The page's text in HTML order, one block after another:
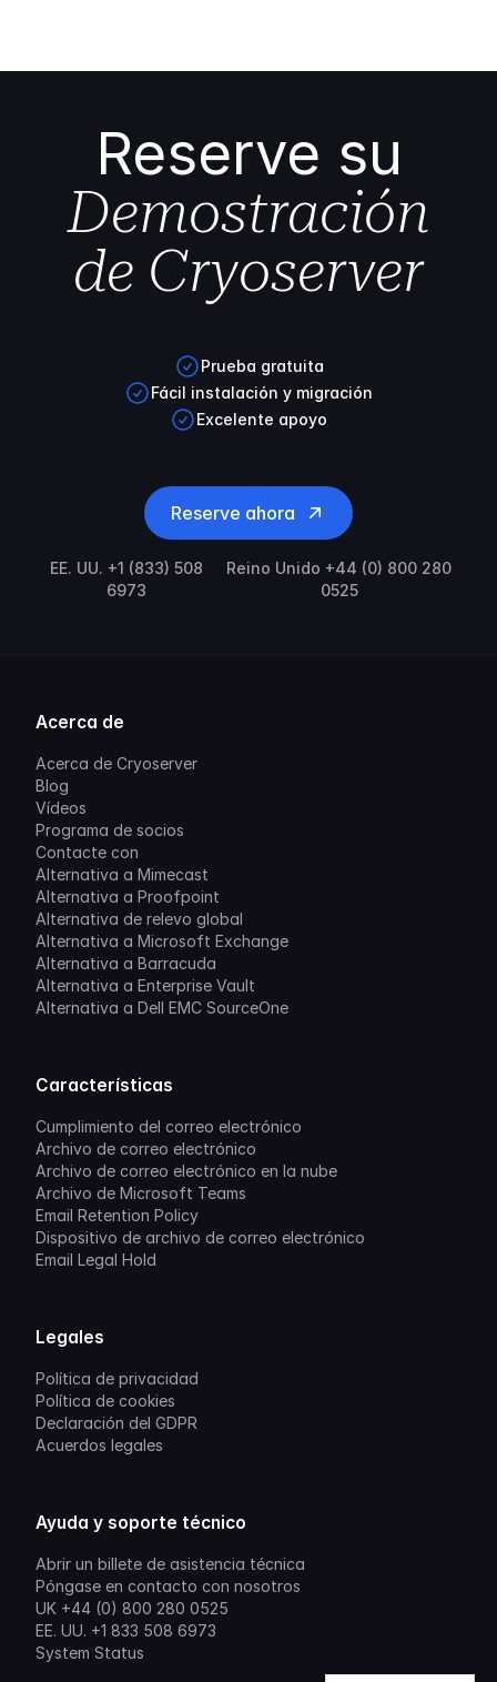
Reserve su
Demostración
de Cryoserver
Prueba gratuita
Fácil instalación y migración
Excelente apoyo
Reserve ahora
EE. UU. +1 (833) 508
6973
Reino Unido +44 (0) 800 280
0525
Acerca de
Acerca de Cryoserver
Blog
Vídeos
Programa de socios
Contacte con
Alternativa a Mimecast
Alternativa a Proofpoint
Alternativa de relevo global
Alternativa a Microsoft Exchange
Alternativa a Barracuda
Alternativa a Enterprise Vault
Alternativa a Dell EMC SourceOne
Características
Cumplimiento del correo electrónico
Archivo de correo electrónico
Archivo de correo electrónico en la nube
Archivo de Microsoft Teams
Email Retention Policy
Dispositivo de archivo de correo electrónico
Email Legal Hold
Legales
Política de privacidad
Política de cookies
Declaración del GDPR
Acuerdos legales
Ayuda y soporte técnico
Abrir un billete de asistencia técnica
Póngase en contacto con nosotros
UK +44 (0) 800 280 0525
EE. UU. +1 833 508 6973
System Status